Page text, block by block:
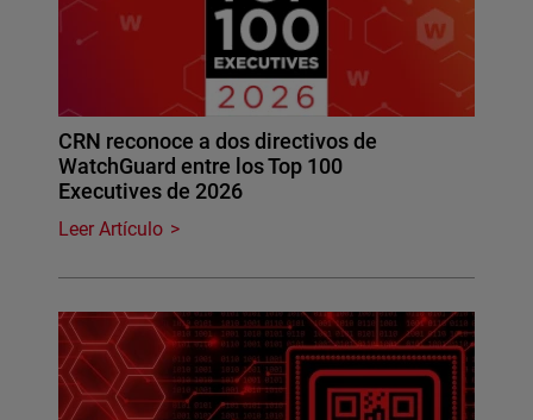
CRN reconoce a dos directivos de
WatchGuard entre los Top 100
Executives de 2026
Leer Artículo